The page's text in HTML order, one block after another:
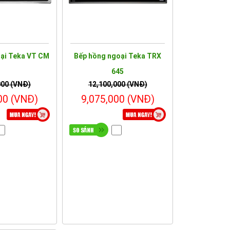
Teka VT CM
(VNĐ)
(VNĐ)
Bếp hồng ngoại Teka TRX
645
12,100,000 (VNĐ)
9,075,000 (VNĐ)